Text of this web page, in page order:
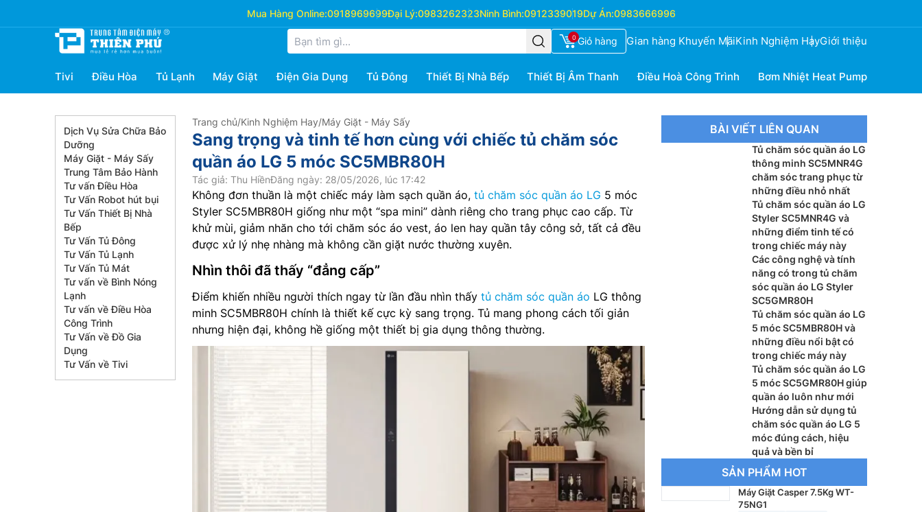
Mua Hàng Online:0918969699Đại Lý:0983262323Ninh Bình:0912339019Dự Án:0983666996
0 Giỏ hàng Gian hàng Khuyến MãiKinh Nghiệm HayGiới thiệu
Tivi Điều Hòa Tủ Lạnh Máy Giặt Điện Gia Dụng Tủ Đông Thiết Bị Nhà Bếp Thiết Bị Âm Thanh Điều Hoà Công Trình Bơm Nhiệt Heat Pump
Dịch Vụ Sửa Chữa Bảo
Dưỡng
Máy Giặt - Máy Sấy
Trung Tâm Bảo Hành
Tư vấn Điều Hòa
Tư Vấn Robot hút bụi
Tư Vấn Thiết Bị Nhà
Bếp
Tư Vấn Tủ Đông
Tư Vấn Tủ Lạnh
Tư Vấn Tủ Mát
Tư vấn về Bình Nóng
Lạnh
Tư vấn về Điều Hòa
Công Trình
Tư Vấn về Đồ Gia
Dụng
Tư Vấn về Tivi
Trang chủ/Kinh Nghiệm Hay/Máy Giặt - Máy Sấy
Sang trọng và tinh tế hơn cùng với chiếc tủ chăm sóc
quần áo LG 5 móc SC5MBR80H
Tác giả: Thu HiềnĐăng ngày: 28/05/2026, lúc 17:42
Không đơn thuần là một chiếc máy làm sạch quần áo, tủ chăm sóc quần áo LG 5 móc
Styler SC5MBR80H giống như một “spa mini” dành riêng cho trang phục cao cấp. Từ
khử mùi, giảm nhăn cho tới chăm sóc áo vest, áo len hay quần tây công sở, tất cả đều
được xử lý nhẹ nhàng mà không cần giặt nước thường xuyên.
Nhìn thôi đã thấy “đẳng cấp”
Điểm khiến nhiều người thích ngay từ lần đầu nhìn thấy tủ chăm sóc quần áo LG thông
minh SC5MBR80H chính là thiết kế cực kỳ sang trọng. Tủ mang phong cách tối giản
nhưng hiện đại, không hề giống một thiết bị gia dụng thông thường.
BÀI VIẾT LIÊN QUAN
Tủ chăm sóc quần áo LG
thông minh SC5MNR4G
chăm sóc trang phục từ
những điều nhỏ nhất
Tủ chăm sóc quần áo LG
Styler SC5MNR4G và
những điểm tinh tế có
trong chiếc máy này
Các công nghệ và tính
năng có trong tủ chăm
sóc quần áo LG Styler
SC5GMR80H
Tủ chăm sóc quần áo LG
5 móc SC5MBR80H và
những điều nổi bật có
trong chiếc máy này
Tủ chăm sóc quần áo LG
5 móc SC5GMR80H giúp
quần áo luôn như mới
Hướng dẫn sử dụng tủ
chăm sóc quần áo LG 5
móc đúng cách, hiệu
quả và bền bỉ
SẢN PHẨM HOT
Máy Giặt Casper 7.5Kg WT-
75NG1